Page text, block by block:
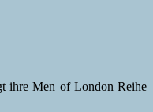
ihre Men of London Reihe